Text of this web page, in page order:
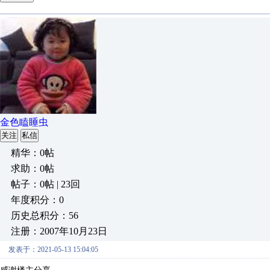
金色瞌睡虫
关注 私信
精华：0帖
求助：0帖
帖子：0帖 | 23回
年度积分：0
历史总积分：56
注册：2007年10月23日
发表于：2021-05-13 15:04:05